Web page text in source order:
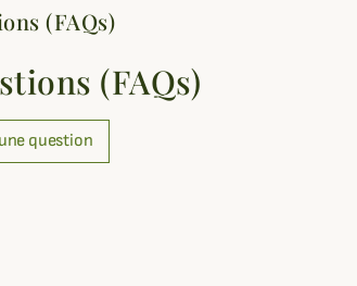
(FAQs)
(FAQs)
question